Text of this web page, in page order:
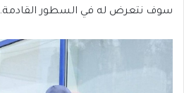
سوف نتعرض له في السطور القادمة.